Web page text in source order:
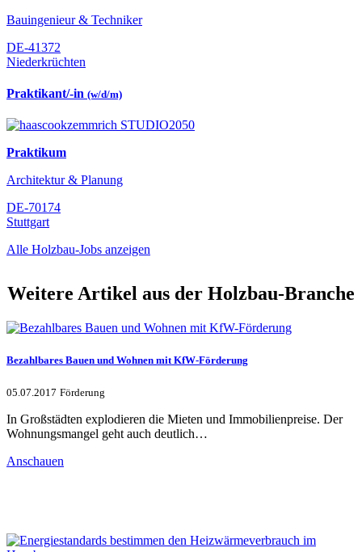
Bauingenieur & Techniker
DE-41372
Niederkrüchten
Praktikant/-in (w/d/m)
Praktikum
Architektur & Planung
DE-70174
Stuttgart
Alle Holzbau-Jobs anzeigen
Weitere Artikel aus der Holzbau-Branche
Bezahlbares Bauen und Wohnen mit KfW-Förderung
05.07.2017 Förderung
In Großstädten explodieren die Mieten und Immobilienpreise. Der
Wohnungsmangel geht auch deutlich…
Anschauen